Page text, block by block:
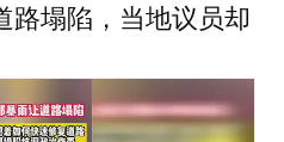
路塌陷，当地议员却